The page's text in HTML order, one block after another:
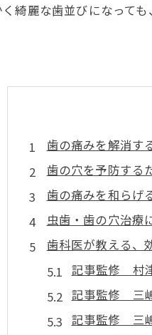
綺麗な歯並びになって
歯の痛みを解消す
歯の穴を予防する
歯の痛みを和らげ
虫歯・歯の穴治療
歯科医が教える、
記事監修 村
記事監修 三
記事監修 三